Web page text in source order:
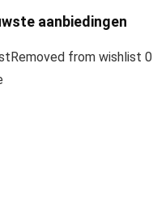
aanbiedingen
from wishlist 0